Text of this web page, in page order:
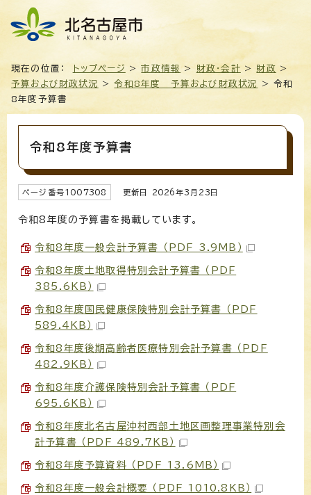
現在の位置： トップページ >市政情報 > 財政・会計 > 財政 >
予算および財政状況
>令和8年度 予算および財政状況
> 令和
8年度予算書
令和8年度予算書
ページ番号1007308 更新日 2026年3月 23 日
令和8年度の予算書を掲載しています。
令和8年度一般会計予算書 （PDF 3.9MB）
令和8年度土地取得特別会計予算書 （PDF
385.6KB）
令和8年度国民健康保険特別会計予算書 （PDF
589.4KB）
令和8年度後期高齢者医療特別会計予算書 （PDF
482.9KB）
令和8年度介護保険特別会計予算書 （PDF
695.6KB）
令和8年度北名古屋沖村西部土地区画整理事業特別会
計予算書 （PDF 489.7KB）
令和8年度予算資料 （PDF 13.6MB）
令和8年度一般会計概要 （PDF 1010.8KB）